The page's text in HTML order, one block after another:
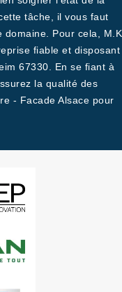
tâche, il vous faut
domaine. Pour cela, M.K
fiable et disposant
67330. En se fiant à
la qualité des
- Facade Alsace pour